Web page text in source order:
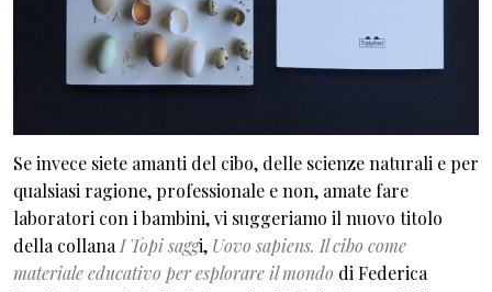
Se invece siete amanti del cibo, delle scienze naturali e per
qualsiasi ragione, professionale e non, amate fare
laboratori con i bambini, vi suggeriamo il nuovo titolo
della collana I Topi saggi, Uovo sapiens. Il cibo come
materiale educativo per esplorare il mondo di Federica